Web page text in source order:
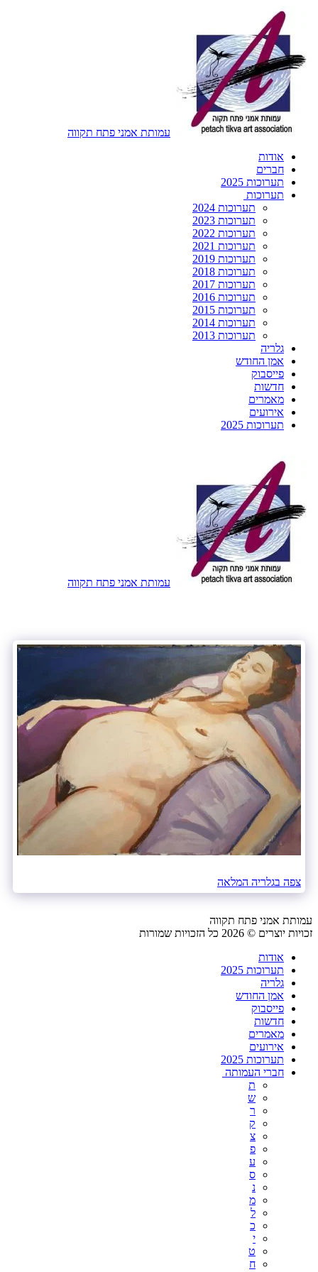
עמותת אמני פתח תקווה
אודות
חברים
תערוכות 2025
תערוכות
תערוכות 2024
תערוכות 2023
תערוכות 2022
תערוכות 2021
תערוכות 2019
תערוכות 2018
תערוכות 2017
תערוכות 2016
תערוכות 2015
תערוכות 2014
תערוכות 2013
גלריה
אמן החודש
פייסבוק
חדשות
מאמרים
אירועים
תערוכות 2025
עמותת אמני פתח תקווה
צפה בגלריה המלאה
עמותת אמני פתח תקווה
זכויות יוצרים © 2026 כל הזכויות שמורות
אודות
תערוכות 2025
גלריה
אמן החודש
פייסבוק
חדשות
מאמרים
אירועים
תערוכות 2025
חברי העמותה
ת
ש
ר
ק
צ
פ
ע
ס
נ
מ
ל
כ
י
ט
ח